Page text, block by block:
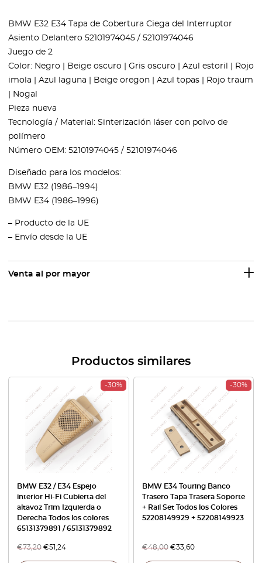
BMW E32 E34 Tapa de Cobertura Ciega del Interruptor
Asiento Delantero 52101974045 / 52101974046
Juego de 2
Color: Negro | Beige oscuro | Gris oscuro | Azul estoril | Rojo
imola | Azul laguna | Beige oregon | Azul topas | Rojo traum
| Nogal
Pieza nueva
Tecnología / Material: Sinterización láser con polvo de
polímero
Número OEM: 52101974045 / 52101974046
Diseñado para los modelos:
BMW E32 (1986–1994)
BMW E34 (1986–1996)
– Producto de la UE
– Envío desde la UE
Venta al por mayor
Productos similares
-30%
BMW E32 / E34 Espejo
interior Hi-Fi Cubierta del
altavoz Trim Izquierda o
Derecha Todos los colores
65131379891 / 65131379892
€73,20 €51,24
-30%
BMW E34 Touring Banco
Trasero Tapa Trasera Soporte
+ Rail Set Todos los Colores
52208149929 + 52208149923
€48,00 €33,60